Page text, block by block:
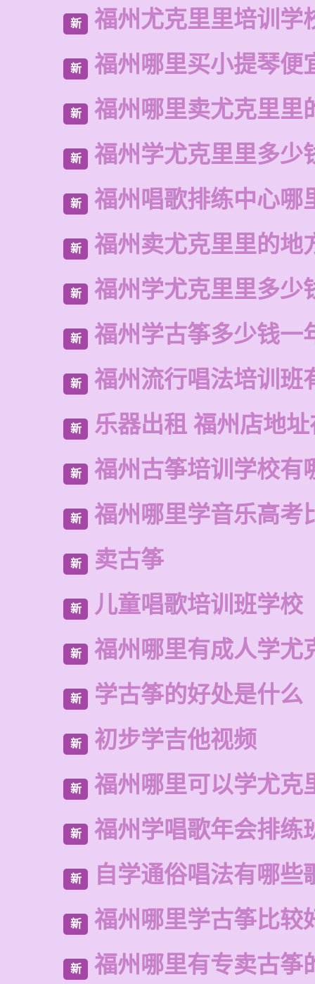
新 福州尤克里里培训学
新 福州哪里买小提琴便
新 福州哪里卖尤克里里
新 福州学尤克里里多少
新 福州唱歌排练中心哪
新 福州卖尤克里里的地
新 福州学尤克里里多少
新 福州学古筝多少钱一
新 福州流行唱法培训班
新 乐器出租 福州店地
新 福州古筝培训学校有
新 福州哪里学音乐高考
新 卖古筝
新 儿童唱歌培训班学校
新 福州哪里有成人学尤
新 学古筝的好处是什么
新 初步学吉他视频
新 福州哪里可以学尤克
新 福州学唱歌年会排练
新 自学通俗唱法有哪些
新 福州哪里学古筝比较
新 福州哪里有专卖古筝